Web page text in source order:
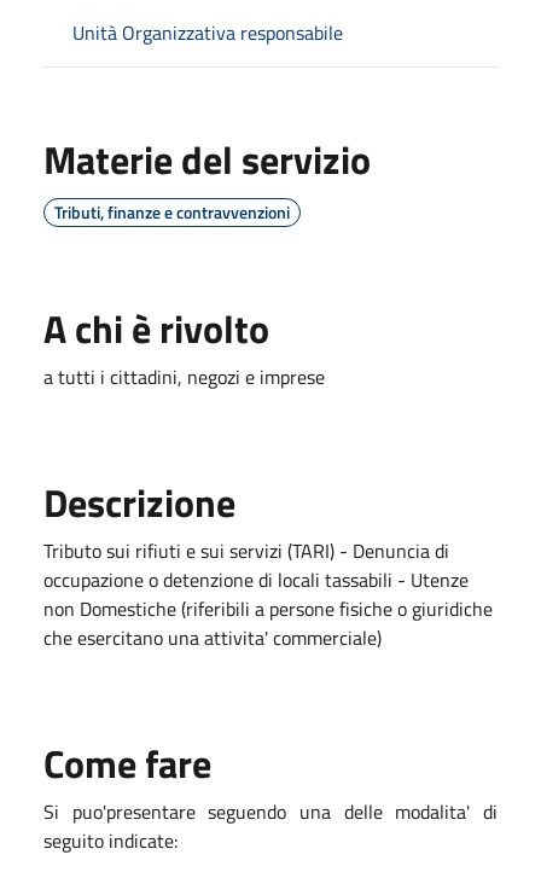
Unità Organizzativa responsabile
Materie del servizio
Tributi, finanze e contravvenzioni
A chi è rivolto
a tutti i cittadini, negozi e imprese
Descrizione
Tributo sui rifiuti e sui servizi (TARI) - Denuncia di
occupazione o detenzione di locali tassabili - Utenze
non Domestiche (riferibili a persone fisiche o giuridiche
che esercitano una attivita' commerciale)
Come fare
Si puo'presentare seguendo una delle modalita' di
seguito indicate: